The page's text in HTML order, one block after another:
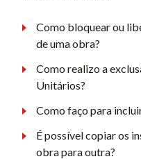
Como bloquear ou
de uma obra?
Como realizo a
Unitários?
Como faço para
É possível copiar os
obra para outra?